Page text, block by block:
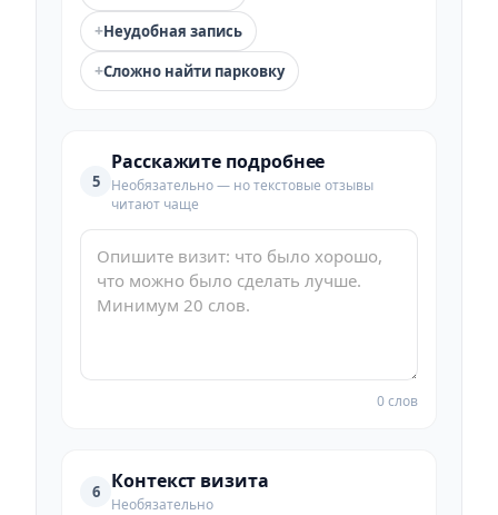
+Неудобная запись
+Сложно найти парковку
5
Расскажите подробнее
Необязательно — но текстовые отзывы
читают чаще
0 слов
6 Контекст визита
Необязательно